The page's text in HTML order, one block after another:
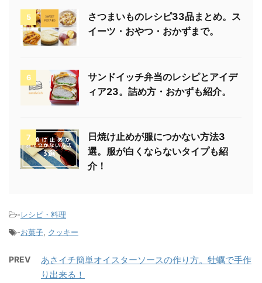
5
さつまいものレシピ33品まとめ。ス
イーツ・おやつ・おかずまで。
6
サンドイッチ弁当のレシピとアイデ
ィア23。詰め方・おかずも紹介。
7
日焼け止めが服につかない方法3
選。服が白くならないタイプも紹
介！
-レシピ・料理
-お菓子, クッキー
PREV
あさイチ簡単オイスターソースの作り方。牡蠣で手作
り出来る！